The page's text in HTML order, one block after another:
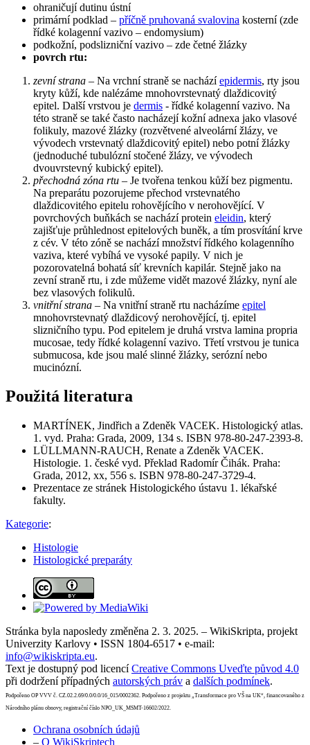
ohraničují dutinu ústní
primární podklad – příčně pruhovaná svalovina kosterní (zde
řídké kolagenní vazivo – endomysium)
podkožní, podslizniční vazivo – zde četné žlázky
povrch rtu:
zevní strana – Na vrchní straně se nacházíepidermis, rty jsou
kryty kůží, kde nalézáme mnohovrstevnatý dlaždicovitý
epitel. Další vrstvou je dermis - řídké kolagenní vazivo. Na
této straně se také často nacházejí kožní adnexa jako vlasové
folikuly, mazové žlázky (rozvětvené alveolární žlázy, ve
vývodech vrstevnatý dlaždicovitý epitel) nebo potní žlázky
(jednoduché tubulózní stočené žlázy, ve vývodech
dvouvrstevný kubický epitel).
přechodná zóna rtu – Je tvořena tenkou kůží bez pigmentu.
Na preparátu pozorujeme přechod vrstevnatého
dlaždicovitého epitelu rohovějícího v nerohovějící. V
povrchových buňkách se nachází protein eleidin, který
zajišťuje průhlednost epitelových buněk, a tím prosvítání krve
z cév. V této zóně se nachází množství řídkého kolagenního
vaziva, které vybíhá ve vysoké papily. V nich je
pozorovatelná bohatá síť krevních kapilár. Stejně jako na
zevní straně rtu, i zde můžeme vidět mazové žlázky, nyní ale
bez vlasových folikulů.
vnitřní strana – Na vnitřní straně rtu nacházíme epitel
mnohovrstevnatý dlaždicový nerohovějící, tj. epitel
slizničního typu. Pod epitelem je druhá vrstva lamina propria
mucosae, tedy řídké kolagenní vazivo. Třetí vrstvou je tunica
submucosa, kde jsou malé slinné žlázky, serózní nebo
mucinózní.
Použitá literatura
MARTÍNEK, Jindřich a Zdeněk VACEK. Histologický atlas.
1. vyd. Praha: Grada, 2009, 134 s. ISBN 978-80-247-2393-8.
LÜLLMANN-RAUCH, Renate a Zdeněk VACEK.
Histologie. 1. české vyd. Překlad Radomír Čihák. Praha:
Grada, 2012, xx, 556 s. ISBN 978-80-247-3729-4.
Prezentace ze stránek Histologického ústavu 1. lékařské
fakulty.
Kategorie:
Histologie
Histologické preparáty
Stránka byla naposledy změněna 2. 3. 2025. – WikiSkripta, projekt
Univerzity Karlovy • ISSN 1804-6517 • e-mail:
info@wikiskripta.eu.
Text je dostupný pod licencíCreative Commons Uveďte původ 4.0
při dodržení případných autorských práv a dalších podmínek.
Podpořeno OP VVV č. CZ.02.2.69/0.0/0.0/16_015/0002362. Podpořeno z projektu „Transformace pro VŠ na UK“, financovaného z
Národního plánu obnovy, registrační číslo NPO_UK_MSMT-16602/2022.
Ochrana osobních údajů
– O WikiSkriptech